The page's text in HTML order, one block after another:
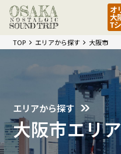
TOP エリアから探す 大阪市
エリアから探す
大阪市エリア